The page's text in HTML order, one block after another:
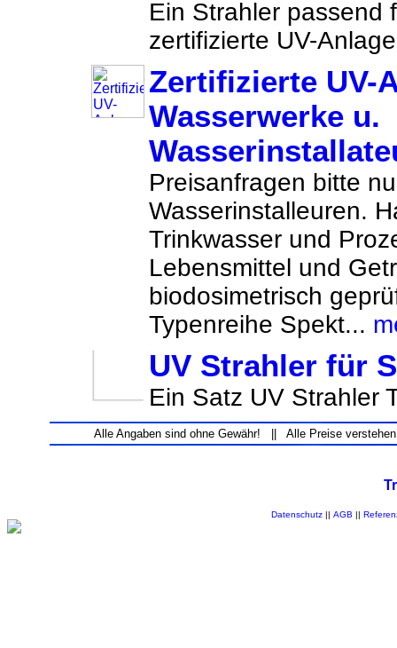
Ein Strahler passend
zertifizierte UV-
Zertifizierte UV-
Wasserwerke u.
Preisanfragen bitte
Wasserinstalleuren.
Trinkwasser und
Lebensmittel und
biodosimetrisch
Typenreihe Spekt...
UV Strahler für
Ein Satz UV Strahler
Alle Angaben sind ohne Gewähr! || Alle Preise
Datenschutz|| AGB ||